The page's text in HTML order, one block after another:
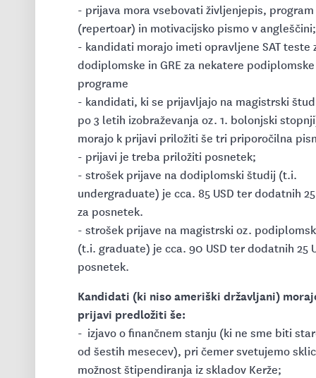
- prijava mora vsebovati življenjepis, program
(repertoar) in motivacijsko pismo v
- kandidati morajo imeti opravljene SAT teste
dodiplomske in GRE za nekatere podiplomske
programe
- kandidati, ki se prijavljajo na magistrski
po 3 letih izobraževanja oz. 1. bolonjski
morajo k prijavi priložiti še tri priporočilna
- prijavi je treba priložiti posnetek;
- strošek prijave na dodiplomski študij (t.i.
undergraduate) je cca. 85 USD ter dodatnih 25
za posnetek.
- strošek prijave na magistrski oz.
(t.i. graduate) je cca. 90 USD ter dodatnih 25
posnetek.
Kandidati (ki niso ameriški državljani)
prijavi predložiti še:
- izjavo o finančnem stanju (ki ne sme biti
od šestih mesecev), pri čemer svetujemo
možnost štipendiranja iz skladov Kerže;